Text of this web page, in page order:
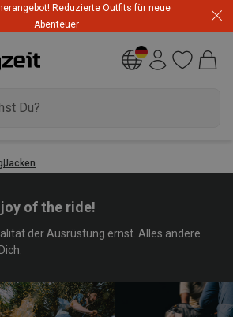
Reduzierte Outfits für neue
Abenteuer
Jacken
of the ride!
der Ausrüstung ernst. Alles andere